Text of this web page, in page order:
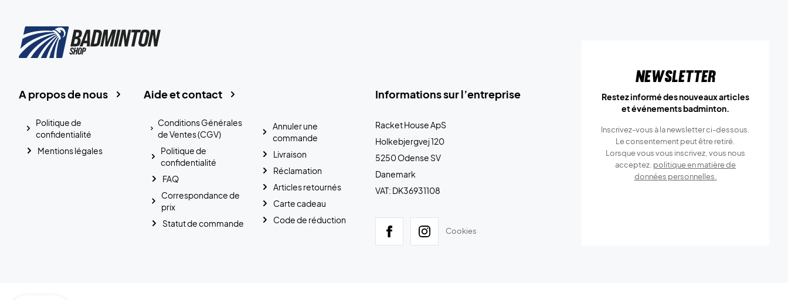
Informations sur l’entreprise
Racket House ApS
Holkebjergvej 120
5250 Odense SV
Danemark
VAT: DK36931108
Cookies
Aide et contact
Conditions Générales
de Ventes (CGV)
Politique de
confidentialité
FAQ
Correspondance de
prix
Statut de commande
Annuler une
commande
Livraison
Réclamation
Articles retournés
Carte cadeau
Code de réduction
A propos de nous
Politique de
confidentialité
Mentions légales
Newsletter
Restez informé des nouveaux articles
et événements badminton.
Inscrivez-vous à la newsletter ci-dessous.
Le consentement peut être retiré.
Lorsque vous vous inscrivez, vous nous
acceptez. politique en matière de
données personnelles.